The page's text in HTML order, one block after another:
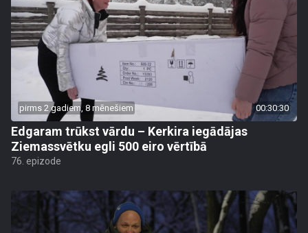
pirms 2 gadiem, 8 mēnešiem 00:30:30
Edgaram trūkst vārdu – Kerkira iegādājas
Ziemassvētku egli 500 eiro vērtībā
76. epizode